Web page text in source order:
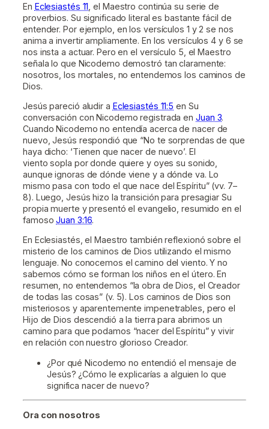
En Eclesiastés 11 , el Maestro continúa su serie de
proverbios. Su significado literal es bastante fácil de
entender. Por ejemplo, en los versículos 1 y 2 se nos
anima a invertir ampliamente. En los versículos 4 y 6 se
nos insta a actuar. Pero en el versículo 5, el Maestro
señala lo que Nicodemo demostró tan claramente:
nosotros, los mortales, no entendemos los caminos de
Dios.
Jesús pareció aludir a Eclesiastés 11:5 en Su
conversación con Nicodemo registrada en Juan 3.
Cuando Nicodemo no entendía acerca de nacer de
nuevo, Jesús respondió que “No te sorprendas de que
haya dicho: ‘Tienen que nacer de nuevo’. El
viento sopla por donde quiere y oyes su sonido,
aunque ignoras de dónde viene y a dónde va. Lo
mismo pasa con todo el que nace del Espíritu” (vv. 7–
8). Luego, Jesús hizo la transición para presagiar Su
propia muerte y presentó el evangelio, resumido en el
famosoJuan 3:16.
En Eclesiastés, el Maestro también reflexionó sobre el
misterio de los caminos de Dios utilizando el mismo
lenguaje. No conocemos el camino del viento. Y no
sabemos cómo se forman los niños en el útero. En
resumen, no entendemos “la obra de Dios, el Creador
de todas las cosas” (v. 5). Los caminos de Dios son
misteriosos y aparentemente impenetrables, pero el
Hijo de Dios descendió a la tierra para abrirnos un
camino para que podamos “nacer del Espíritu” y vivir
en relación con nuestro glorioso Creador.
¿Por qué Nicodemo no entendió el mensaje de
Jesús? ¿Cómo le explicarías a alguien lo que
significa nacer de nuevo?
Ora con nosotros